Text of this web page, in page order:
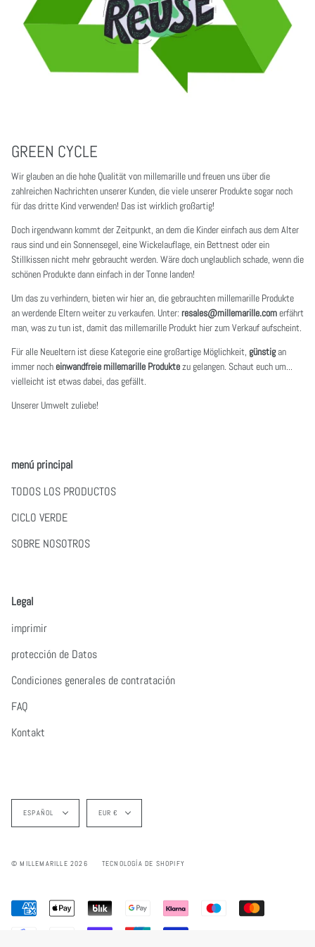
GREEN CYCLE
Wir glauben an die hohe Qualität von millemarille und freuen uns über die
zahlreichen Nachrichten unserer Kunden, die viele unserer Produkte sogar noch
für das dritte Kind verwenden! Das ist wirklich großartig!
Doch irgendwann kommt der Zeitpunkt, an dem die Kinder einfach aus dem Alter
raus sind und ein Sonnensegel, eine Wickelauflage, ein Bettnest oder ein
Stillkissen nicht mehr gebraucht werden. Wäre doch unglaublich schade, wenn die
schönen Produkte dann einfach in der Tonne landen!
Um das zu verhindern, bieten wir hier an, die gebrauchten millemarille Produkte
an werdende Eltern weiter zu verkaufen. Unter: resales@millemarille.comerfährt
man, was zu tun ist, damit das millemarille Produkt hier zum Verkauf aufscheint.
Für alle Neueltern ist diese Kategorie eine großartige Möglichkeit, günstigan
immer nocheinwandfreie millemarille Produktezu gelangen. Schaut euch um...
vielleicht ist etwas dabei, das gefällt.
Unserer Umwelt zuliebe!
menú principal
TODOS LOS PRODUCTOS
CICLO VERDE
SOBRE NOSOTROS
Legal
imprimir
protección de Datos
Condiciones generales de contratación
FAQ
Kontakt
Idioma
ESPAÑOL Moneda
EUR €
© MILLEMARILLE 2026 TECNOLOGÍA DE SHOPIFY